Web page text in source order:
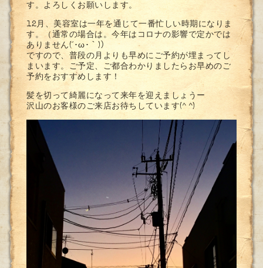
す。よろしくお願いします。
12月、美容室は一年を通じて一番忙しい時期になりま
す。（通常の場合は。今年はコロナの影響で定かでは
ありません(´･ω･｀)）
ですので、普段の月よりも早めにご予約が埋まってし
まいます。ご予定、ご都合わかりましたらお早めのご
予約をおすすめします！
髪を切って綺麗になって来年を迎えましょうー
沢山のお客様のご来店お待ちしています(^ ^)